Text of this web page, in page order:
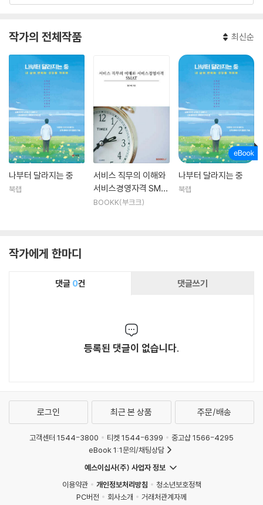
작가의 전체작품 최신순
나부터 달라지는 중
북랩
서비스 직무의 이해와
서비스경영자격 SMA
T
BOOKK(부크크)
나부터 달라지는 중
북랩
작가에게 한마디
댓글 0건 댓글쓰기
등록된 댓글이 없습니다.
로그인 최근 본 상품 주문/배송
고객센터 1544-3800 티켓 1544-6399
중고샵 1566-4295
eBook 1:1문의/채팅상담
예스이십사(주) 사업자 정보
이용약관
개인정보처리방침
청소년보호정책
PC버전
회사소개
거래처관계자께